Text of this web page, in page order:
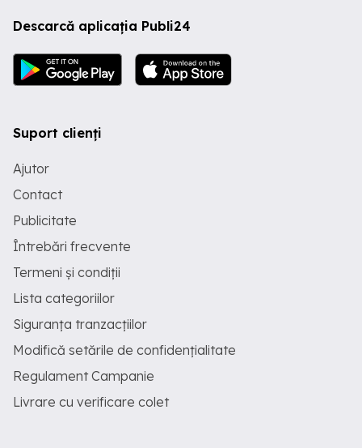
Descarcă aplicația Publi24
Suport clienți
Ajutor
Contact
Publicitate
Întrebări frecvente
Termeni și condiții
Lista categoriilor
Siguranța tranzacțiilor
Modifică setările de confidențialitate
Regulament Campanie
Livrare cu verificare colet